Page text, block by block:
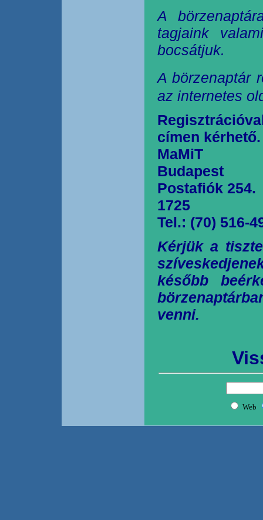
A
tagjaink
bocsátjuk.
A börzenaptár
az internetes
címen kérhető.
MaMiT
Budapest
Postafiók 254.
1725
Tel.: (70) 516-
Kérjük a
később
venni.